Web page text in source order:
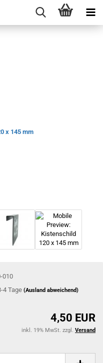
010
4 Tage(Ausland abweichend)
4,50 EUR
inkl. 19% MwSt. zzgl. Versand